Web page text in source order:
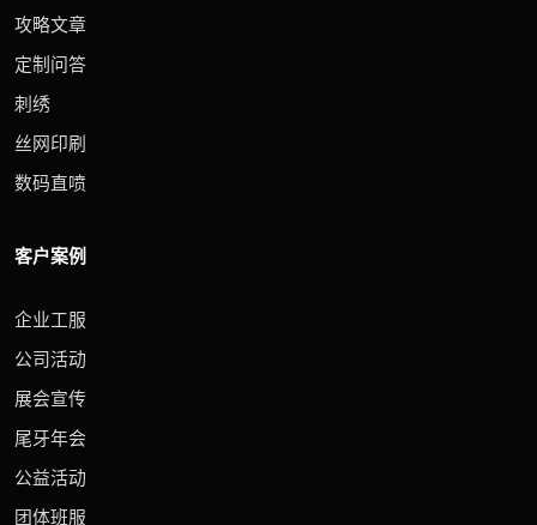
攻略文章
定制问答
刺绣
丝网印刷
数码直喷
客户案例
企业工服
公司活动
展会宣传
尾牙年会
公益活动
团体班服